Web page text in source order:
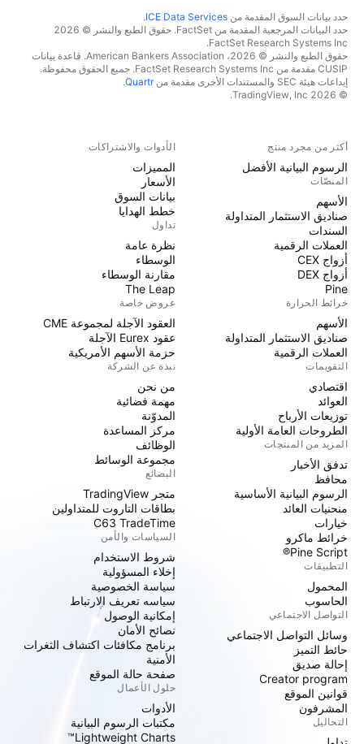
حدد بيانات السوق المقدمة من ICE Data Services
.
حدد البيانات المرجعية المقدمة من FactSet. حقوق الطبع والنشر © 2026
FactSet Research Systems Inc.
حقوق الطبع والنشر © 2026، American Bankers Association. قاعدة بيانات
CUSIP مقدمة من FactSet Research Systems Inc. جميع الحقوق محفوظة.
إيداعات هيئة SEC والمستندات الأخرى مقدمة من
Quartr
.
© 2026 TradingView, Inc.
أكثر من مجرد منتج
الرسوم البيانية الأفضل
المنصّات
الأسهم
صناديق الاستثمار المتداولة
السندات
العملات الرقمية
أزواج CEX
أزواج DEX
Pine
خرائط الحرارة
الأسهم
صناديق الاستثمار المتداولة
العملات الرقمية
التقويمات
اقتصادي
العوائد
توزيعات الأرباح
الطروحات العامة الأولية
المزيد من المنتجات
تدفق الأخبار
محافظ
الرسوم البيانية الأساسية
منحنيات العائد
خيارات
خرائط ماكرو
Pine Script®
التطبيقات
المحمول
الحاسوب
التواصل الاجتماعي
وسائل التواصل الاجتماعي
حائط التميز
إحالة صديق
Creator program
قوانين الموقع
المشرفون
التحاليل
الأدوات والاشتراكات
المميزات
الأسعار
بيانات السوق
خطط الهدايا
تداول
نظرة عامة
الوسطاء
مقارنة الوسطاء
The Leap
عروض خاصة
العقود الآجلة لمجموعة CME
عقود Eurex الآجلة
حزمة الأسهم الأمريكية
نبذة عن الشركة
من نحن
مهمة فضائية
المدوّنة
مركز المساعدة
الوظائف
مجموعة الوسائط
البضائع
متجر TradingView
بطاقات التاروت للمتداولين
C63 TradeTime
السياسات والأمن
شروط الاستخدام
إخلاء المسؤولية
سياسة الخصوصية
سياسه تعريف الارتباط
إمكانية الوصول
نصائح الأمان
برنامج مكافئات اكتشاف الثغرات
الأمنية
صفحة حالة الموقع
حلول الأعمال
الأدوات
مكتبات الرسوم البيانية
Lightweight Charts™